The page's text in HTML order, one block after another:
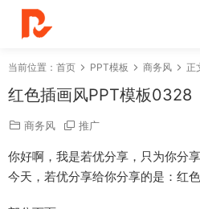
当前位置： 首页 PPT模板 商务风 正
红色插画风PPT模板0328
商务风 推广
你好啊，我是若优分享，只为你分享
今天，若优分享给你分享的是：红